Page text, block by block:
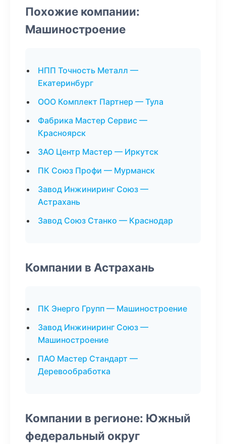
Похожие компании:
Машиностроение
НПП Точность Металл —
Екатеринбург
ООО Комплект Партнер — Тула
Фабрика Мастер Сервис —
Красноярск
ЗАО Центр Мастер — Иркутск
ПК Союз Профи — Мурманск
Завод Инжиниринг Союз —
Астрахань
Завод Союз Станко — Краснодар
Компании в Астрахань
ПК Энерго Групп — Машиностроение
Завод Инжиниринг Союз —
Машиностроение
ПАО Мастер Стандарт —
Деревообработка
Компании в регионе: Южный
федеральный округ